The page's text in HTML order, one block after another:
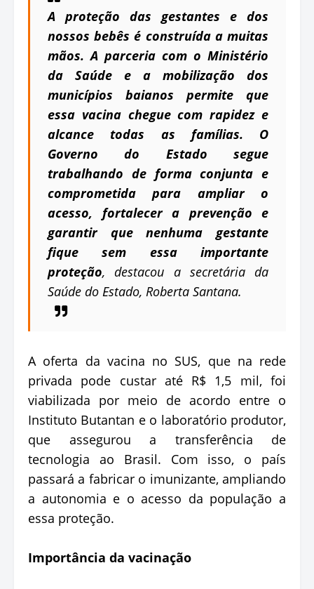
A proteção das gestantes e dos
nossos bebês é construída a muitas
mãos. A parceria com o Ministério
da Saúde e a mobilização dos
municípios baianos permite que
essa vacina chegue com rapidez e
alcance todas as famílias. O
Governo do Estado segue
trabalhando de forma conjunta e
comprometida para ampliar o
acesso, fortalecer a prevenção e
garantir que nenhuma gestante
fique sem essa importante
proteção, destacou a secretária da
Saúde do Estado, Roberta Santana.
A oferta da vacina no SUS, que na rede
privada pode custar até R$ 1,5 mil, foi
viabilizada por meio de acordo entre o
Instituto Butantan e o laboratório produtor,
que assegurou a transferência de
tecnologia ao Brasil. Com isso, o país
passará a fabricar o imunizante, ampliando
a autonomia e o acesso da população a
essa proteção.
Importância da vacinação